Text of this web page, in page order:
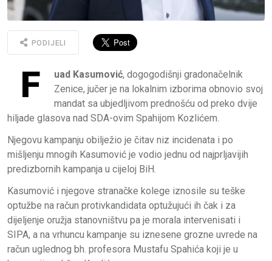
PODIJELI
F uad Kasumović, dogogodišnji gradonačelnik
Zenice, jučer je na lokalnim izborima obnovio svoj
mandat sa ubjedljivom prednošću od preko dvije
hiljade glasova nad SDA-ovim Spahijom Kozlićem.
Njegovu kampanju obilježio je čitav niz incidenata i po
mišljenju mnogih Kasumović je vodio jednu od najprljavijih
predizbornih kampanja u cijeloj BiH.
Kasumović i njegove stranačke kolege iznosile su teške
optužbe na račun protivkandidata optužujući ih čak i za
dijeljenje oružja stanovništvu pa je morala intervenisati i
SIPA, a na vrhuncu kampanje su iznesene grozne uvrede na
račun uglednog bh. profesora Mustafu Spahića koji je u